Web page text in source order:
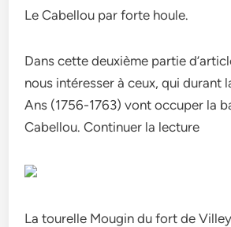
Le Cabellou par forte houle.
Dans cette deuxième partie
nous intéresser à ceux, qui durant
Ans (1756-1763) vont occuper la
Cabellou. Continuer la lecture
La tourelle Mougin du fort de